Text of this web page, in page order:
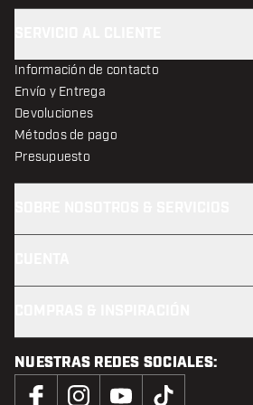
Información de contacto
Envío y Entrega
Devoluciones
Métodos de pago
Presupuesto
NUESTRAS REDES SOCIALES: